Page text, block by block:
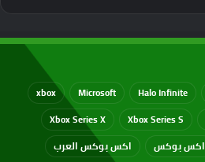
Halo Infinite
Microsoft
xbox
Xbox Series S
Xbox Series X
اكس بوكس
اكس بوكس العرب